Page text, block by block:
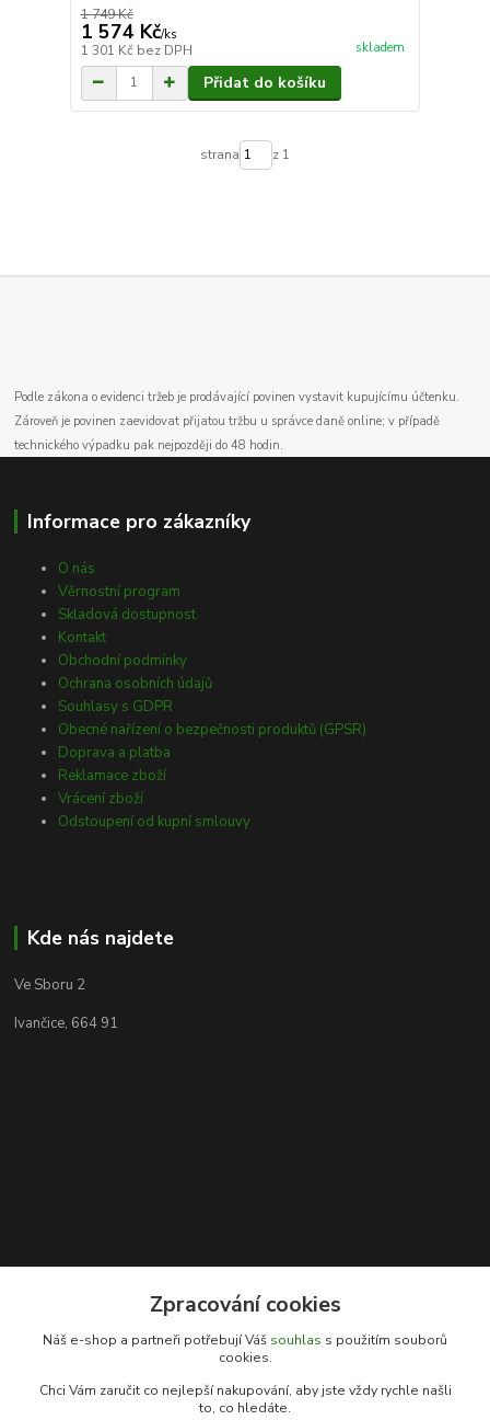
1 749 Kč
1 574 Kč/ks
1 301 Kč bez DPH skladem
Přidat do košíku
strana z 1
Podle zákona o evidenci tržeb je prodávající povinen vystavit kupujícímu účtenku.
Zároveň je povinen zaevidovat přijatou tržbu u správce daně online; v případě
technického výpadku pak nejpozději do 48 hodin.
Informace pro zákazníky
O nás
Věrnostní program
Skladová dostupnost
Kontakt
Obchodní podmínky
Ochrana osobních údajů
Souhlasy s GDPR
Obecné nařízení o bezpečnosti produktů (GPSR)
Doprava a platba
Reklamace zboží
Vrácení zboží
Odstoupení od kupní smlouvy
Kde nás najdete
Ve Sboru 2
Ivančice, 664 91
Kontakty
+420 778 039 055
Zpracování cookies
Náš e-shop a partneři potřebují Váš souhlas s použitím souborů
cookies.
Chci Vám zaručit co nejlepší nakupování, aby jste vždy rychle našli
to, co hledáte.